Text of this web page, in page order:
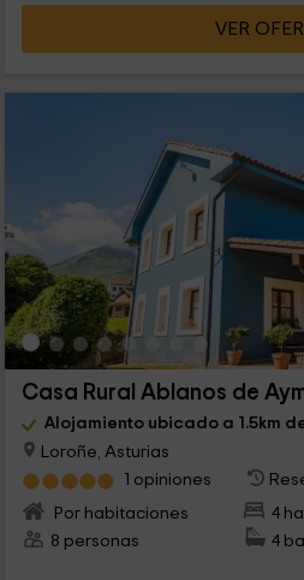
VER
Casa Rural Ablanos de
Alojamiento ubicado a 1.5km
Loroñe, Asturias
1 opiniones
Por habitaciones
4
8 personas
4